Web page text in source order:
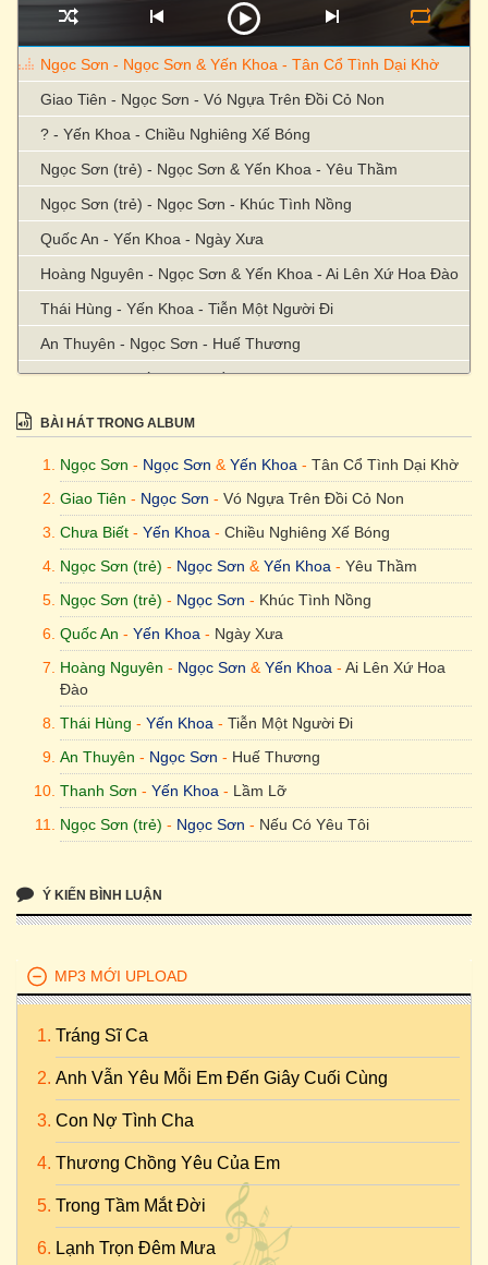
Ngọc Sơn - Ngọc Sơn & Yến Khoa - Tân Cổ Tình Dại Khờ
Giao Tiên - Ngọc Sơn - Vó Ngựa Trên Đồi Cỏ Non
? - Yến Khoa - Chiều Nghiêng Xế Bóng
Ngọc Sơn (trẻ) - Ngọc Sơn & Yến Khoa - Yêu Thầm
Ngọc Sơn (trẻ) - Ngọc Sơn - Khúc Tình Nồng
Quốc An - Yến Khoa - Ngày Xưa
Hoàng Nguyên - Ngọc Sơn & Yến Khoa - Ai Lên Xứ Hoa Đào
Thái Hùng - Yến Khoa - Tiễn Một Người Đi
An Thuyên - Ngọc Sơn - Huế Thương
Thanh Sơn - Yến Khoa - Lầm Lỡ
Ngọc Sơn (trẻ) - Ngọc Sơn - Nếu Có Yêu Tôi
BÀI HÁT TRONG ALBUM
Ngọc Sơn - Ngọc Sơn & Yến Khoa - Tân Cổ Tình Dại Khờ
Giao Tiên - Ngọc Sơn - Vó Ngựa Trên Đồi Cỏ Non
Chưa Biết - Yến Khoa - Chiều Nghiêng Xế Bóng
Ngọc Sơn (trẻ) - Ngọc Sơn & Yến Khoa - Yêu Thầm
Ngọc Sơn (trẻ) - Ngọc Sơn - Khúc Tình Nồng
Quốc An - Yến Khoa - Ngày Xưa
Hoàng Nguyên - Ngọc Sơn & Yến Khoa - Ai Lên Xứ Hoa
Đào
Thái Hùng - Yến Khoa - Tiễn Một Người Đi
An Thuyên - Ngọc Sơn - Huế Thương
Thanh Sơn - Yến Khoa - Lầm Lỡ
Ngọc Sơn (trẻ) - Ngọc Sơn - Nếu Có Yêu Tôi
Ý KIẾN BÌNH LUẬN
MP3 MỚI UPLOAD
Tráng Sĩ Ca
Anh Vẫn Yêu Mỗi Em Đến Giây Cuối Cùng
Con Nợ Tình Cha
Thương Chồng Yêu Của Em
Trong Tầm Mắt Đời
Lạnh Trọn Đêm Mưa